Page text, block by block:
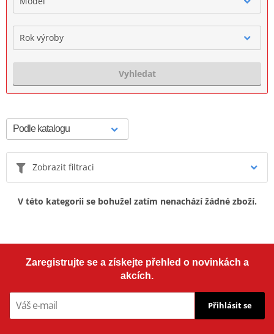
Rok výroby
Vyhledat
Zobrazit filtraci
V této kategorii se bohužel zatím nenachází žádné zboží.
Zaregistrujte se a získejte přehled o novinkách a
akcích.
Přihlásit se